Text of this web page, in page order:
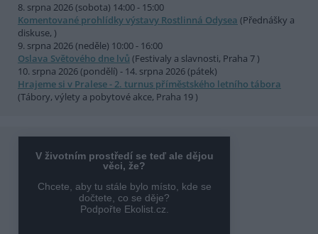
8. srpna 2026 (sobota) 14:00 - 15:00
Komentované prohlídky výstavy Rostlinná Odysea (Přednášky a
diskuse, )
9. srpna 2026 (neděle) 10:00 - 16:00
Oslava Světového dne lvů (Festivaly a slavnosti, Praha 7 )
10. srpna 2026 (pondělí) - 14. srpna 2026 (pátek)
Hrajeme si v Pralese - 2. turnus příměstského letního tábora
(Tábory, výlety a pobytové akce, Praha 19 )